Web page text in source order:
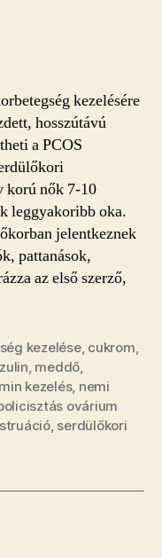
bejegyzéshez
kezelésére
hosszútávú
a PCOS
korú nők 7-10
leggyakoribb oka.
jelentkeznek
pattanások,
az első szerző,
kezelése, cukrom,
, meddő,
kezelés, nemi
ovárium
, serdülőkori